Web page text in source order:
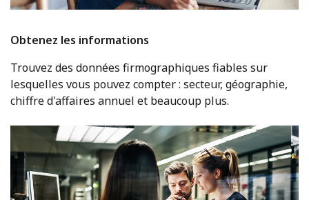
Obtenez les informations
Trouvez des données firmographiques fiables sur
lesquelles vous pouvez compter : secteur, géographie,
chiffre d'affaires annuel et beaucoup plus.